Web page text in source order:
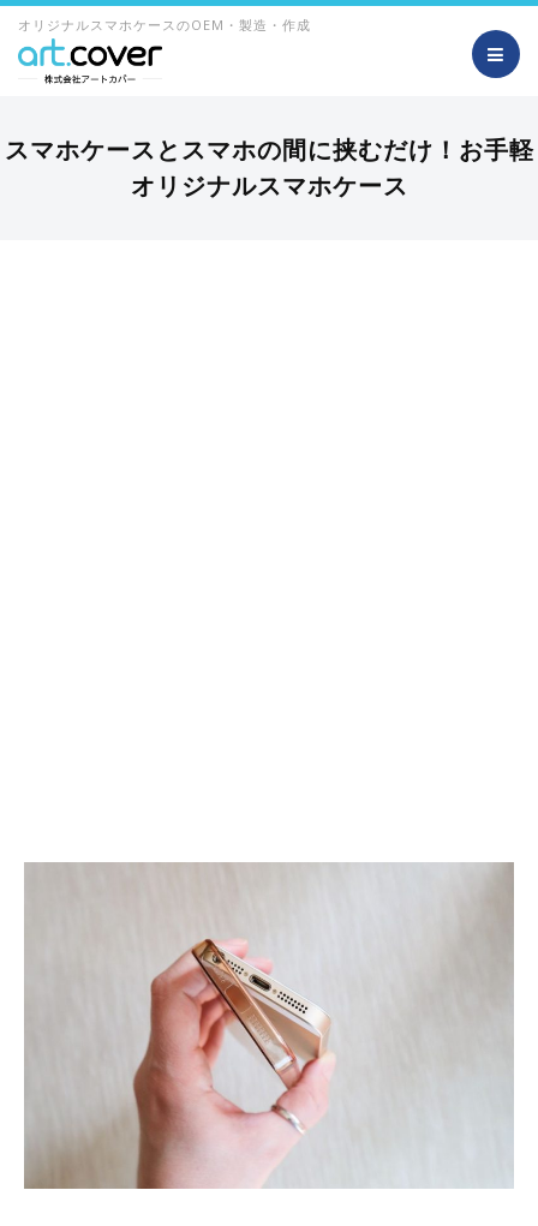
オリジナルスマホケースのOEM・製造・作成
スマホケースとスマホの間に挟むだけ！お手軽
オリジナルスマホケース